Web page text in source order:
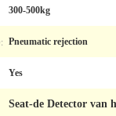
300-500kg
Pneumatic rejection
Yes
Seat-de Detector van